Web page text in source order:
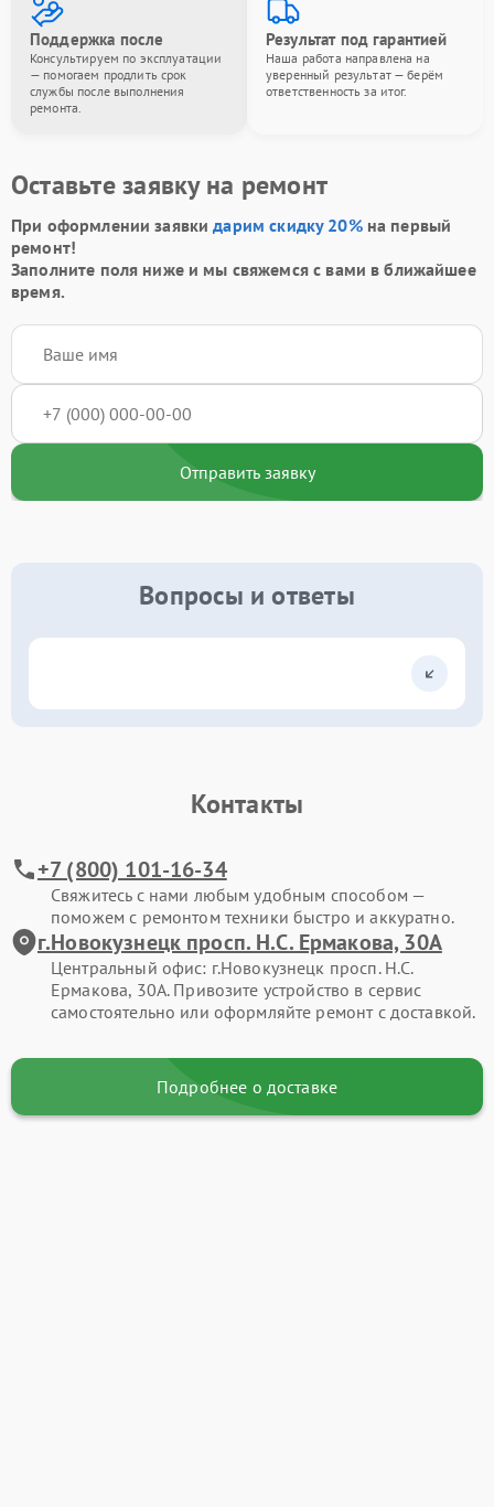
Поддержка после
Консультируем по эксплуатации
— помогаем продлить срок
службы после выполнения
ремонта.
Результат под гарантией
Наша работа направлена на
уверенный результат — берём
ответственность за итог.
Оставьте заявку на ремонт
При оформлении заявкидарим скидку 20%на первый
ремонт!
Заполните поля ниже и мы свяжемся с вами в ближайшее
время.
Отправить заявку
Вопросы и ответы
Контакты
+7 (800) 101-16-34
Свяжитесь с нами любым удобным способом —
поможем с ремонтом техники быстро и аккуратно.
г.Новокузнецк просп. Н.С. Ермакова, 30А
Центральный офис: г.Новокузнецк просп. Н.С.
Ермакова, 30А. Привозите устройство в сервис
самостоятельно или оформляйте ремонт с доставкой.
Подробнее о доставке